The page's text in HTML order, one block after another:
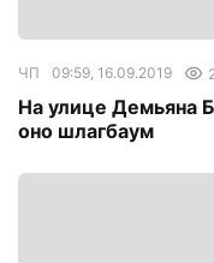
ЧП 09:59, 16.09.2019
На улице Демьяна
оно шлагбаум